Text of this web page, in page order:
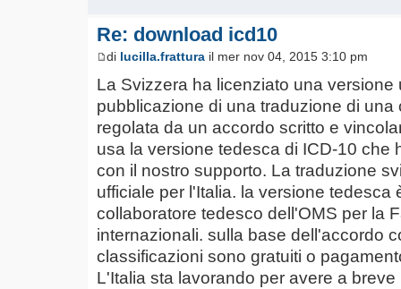
Re: download icd10
di lucilla.frattura il mer nov 04, 2015 3:10 pm
La Svizzera ha licenziato una versione
pubblicazione di una traduzione di una
regolata da un accordo scritto e
usa la versione tedesca di ICD-10 che
con il nostro supporto. La traduzione
ufficiale per l'Italia. la versione tedesca
collaboratore tedesco dell'OMS per la
internazionali. sulla base dell'accordo
classificazioni sono gratuiti o
L'Italia sta lavorando per avere a